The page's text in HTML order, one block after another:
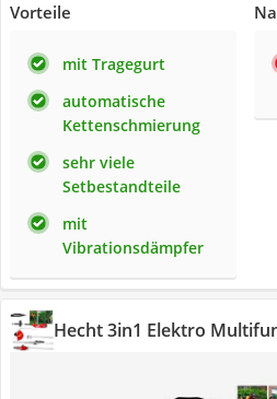
Vorteile
mit Tragegurt
automatische
Kettenschmierung
sehr viele
Setbestandteile
mit
Vibrationsdämpfer
Hecht 3in1 Elektro